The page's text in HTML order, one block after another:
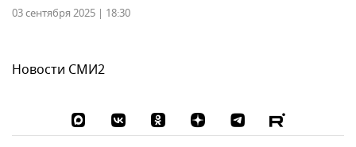
03 сентября 2025 | 18:30
Новости СМИ2